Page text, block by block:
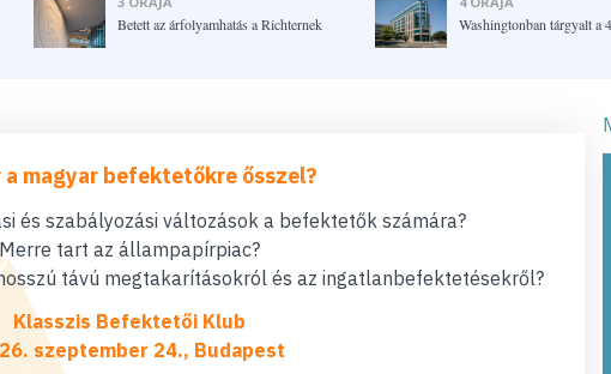
Betett az árfolyamhatás a Richternek Washingtonban tárgyalt a
a magyar befektetőkre ősszel?
és szabályozási változások a befektetők számára?
Merre tart az állampapírpiac?
távú megtakarításokról és az ingatlanbefektetésekről?
Klasszis Befektetői Klub
szeptember 24., Budapest